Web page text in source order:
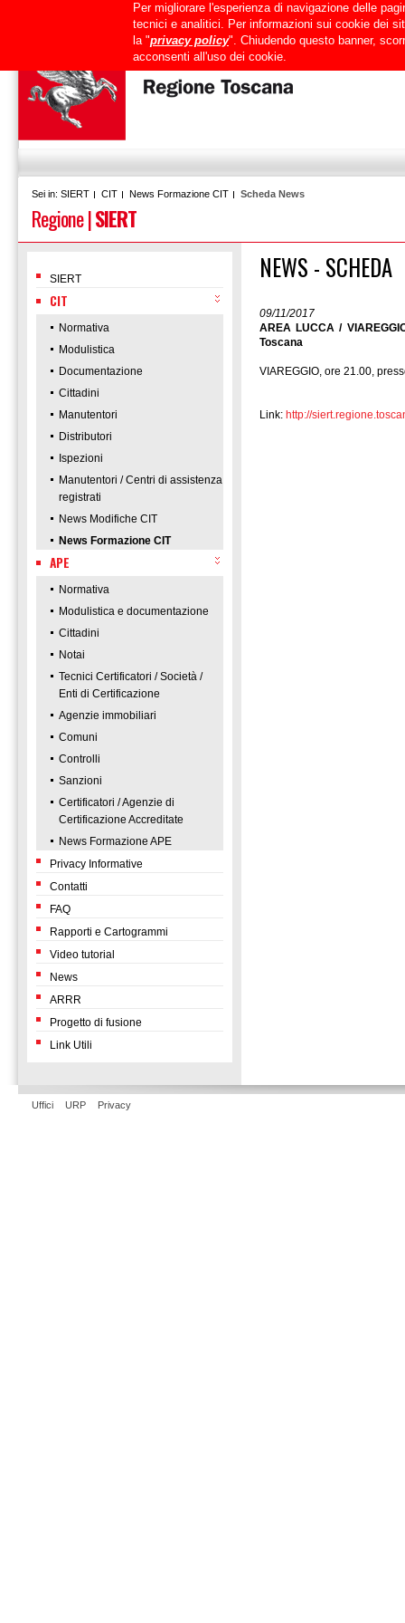
Mappa del sito RTRT Intranet
Sei in: SIERT CIT News Formazione CIT Scheda News
Regione|SIERT
SIERT
CIT
Normativa
Modulistica
Documentazione
Cittadini
Manutentori
Distributori
Ispezioni
Manutentori / Centri di assistenza
registrati
News Modifiche CIT
News Formazione CIT
APE
Normativa
Modulistica e documentazione
Cittadini
Notai
Tecnici Certificatori / Società /
Enti di Certificazione
Agenzie immobiliari
Comuni
Controlli
Sanzioni
Certificatori / Agenzie di
Certificazione Accreditate
News Formazione APE
Privacy Informative
Contatti
FAQ
Rapporti e Cartogrammi
Video tutorial
News
ARRR
Progetto di fusione
Link Utili
NEWS - SCHEDA
09/11/2017
AREA LUCCA /
Toscana
VIAREGGIO, ore 21.00,
Link: http://
Uffici URP Privacy
Per migliorare l'esperienza di navigazione delle
tecnici e analitici. Per informazioni sui cookie dei
la "privacy policy". Chiudendo questo banner,
acconsenti all'uso dei cookie.